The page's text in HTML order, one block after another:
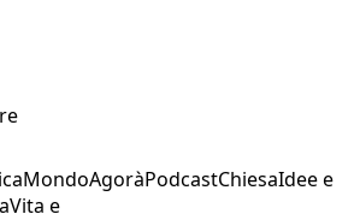
MondoAgoràPodcastChiesaIdee e
Vita e